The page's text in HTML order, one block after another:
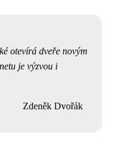
otevírá dveře novým
je výzvou i
Zdeněk Dvořák